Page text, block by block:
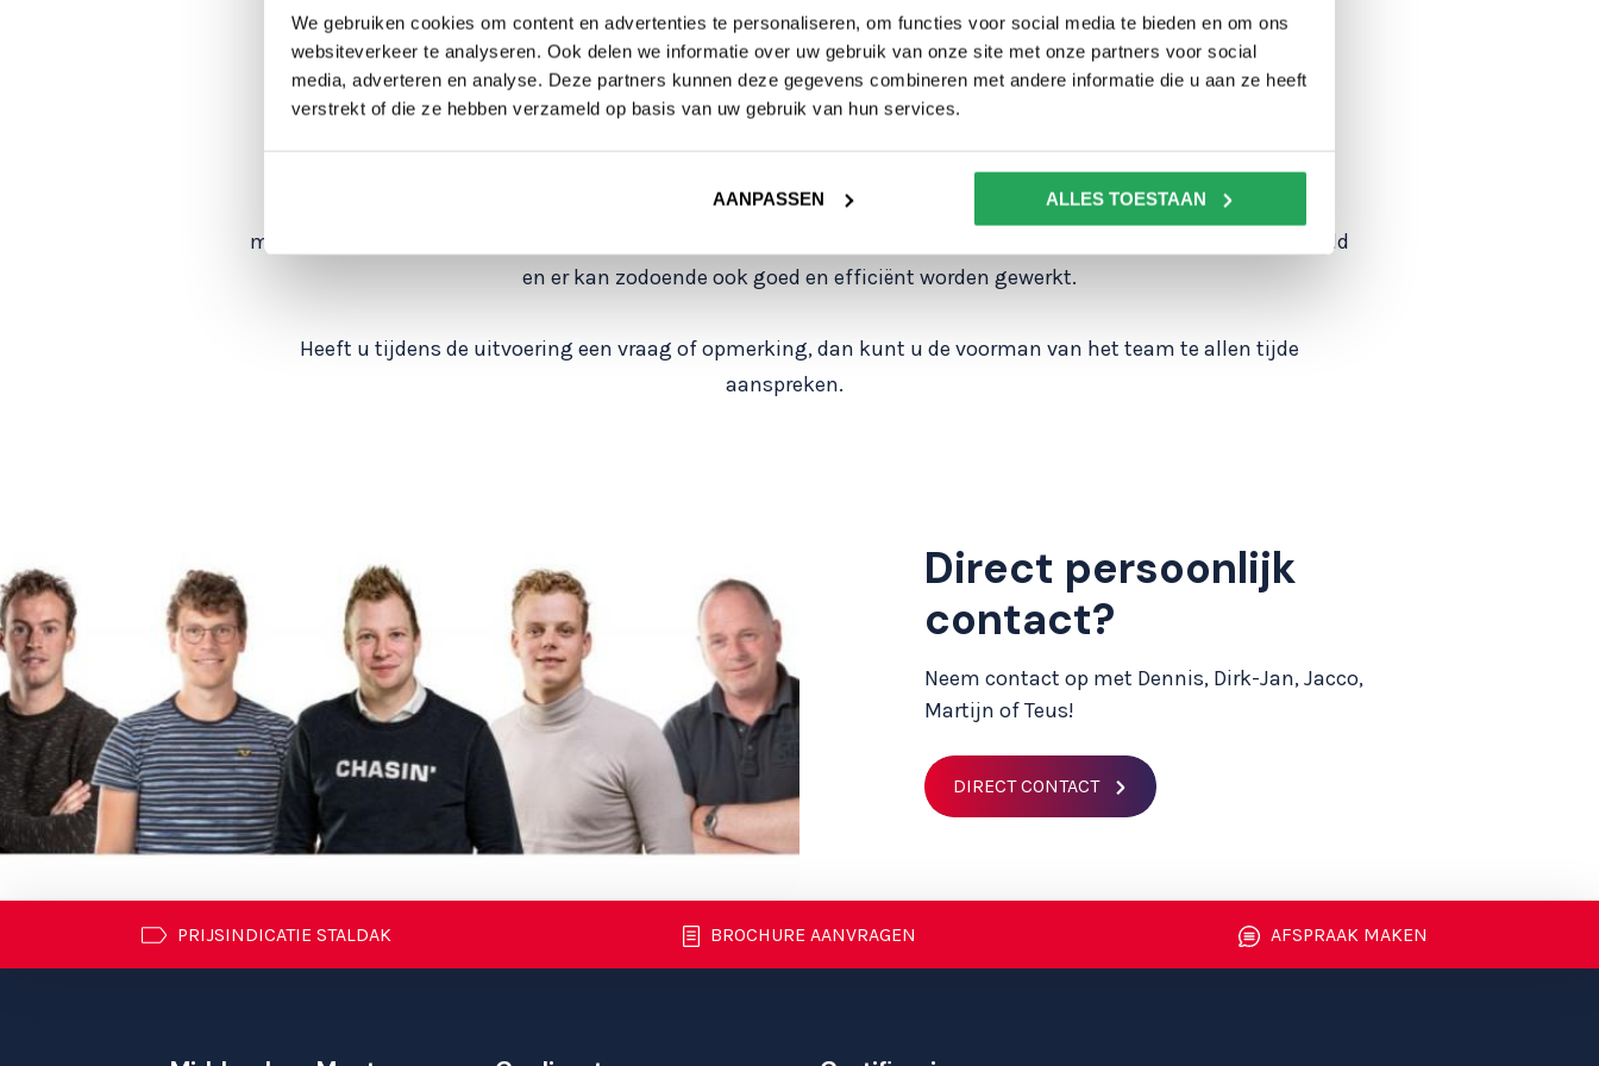
We gebruiken cookies om content en advertenties te personaliseren, om functies voor social media te bieden en om ons
websiteverkeer te analyseren. Ook delen we informatie over uw gebruik van onze site met onze partners voor social
media, adverteren en analyse. Deze partners kunnen deze gegevens combineren met andere informatie die u aan ze heeft
verstrekt of die ze hebben verzameld op basis van uw gebruik van hun services.
AANPASSEN ALLES TOESTAAN
Het moment is daar. Het monteren van de dak- en/of wandbeplating op uw (nieuwe) bedrijfspand of het
vervangen van het oude dak van uw stal, schuur of loods gaat beginnen. Vanuit Middendorp Montage zal een
Vanuit Middendorp montage verrichten wij alle werkzaamheden in eigen beheer en maken wij gebruik van de
machines uit ons eigen machinepark. Het voordeel hiervan is dat het team is wat zeer goed op elkaar is ingespeeld
en er kan zodoende ook goed en efficiënt worden gewerkt.
Heeft u tijdens de uitvoering een vraag of opmerking, dan kunt u de voorman van het team te allen tijde
aanspreken.
Direct persoonlijk
contact?
Neem contact op met Dennis, Dirk-Jan, Jacco,
Martijn of Teus!
DIRECT CONTACT
PRIJSINDICATIE STALDAK BROCHURE AANVRAGEN AFSPRAAK MAKEN